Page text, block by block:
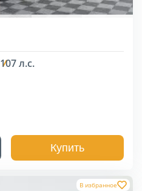
107 л.с.
Купить
В избранное